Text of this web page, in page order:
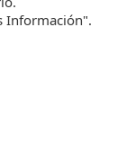
Información".